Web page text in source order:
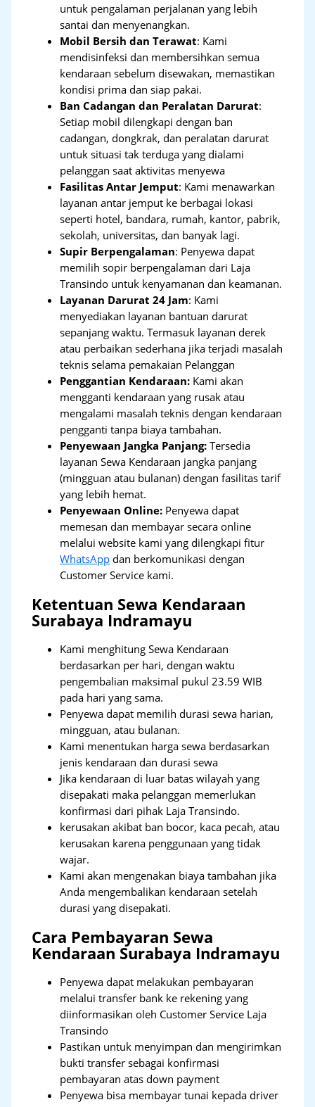
untuk pengalaman perjalanan yang lebih
santai dan menyenangkan.
Mobil Bersih dan Terawat: Kami
mendisinfeksi dan membersihkan semua
kendaraan sebelum disewakan, memastikan
kondisi prima dan siap pakai.
Ban Cadangan dan Peralatan Darurat:
Setiap mobil dilengkapi dengan ban
cadangan, dongkrak, dan peralatan darurat
untuk situasi tak terduga yang dialami
pelanggan saat aktivitas menyewa
Fasilitas Antar Jemput: Kami menawarkan
layanan antar jemput ke berbagai lokasi
seperti hotel, bandara, rumah, kantor, pabrik,
sekolah, universitas, dan banyak lagi.
Supir Berpengalaman: Penyewa dapat
memilih sopir berpengalaman dari Laja
Transindo untuk kenyamanan dan keamanan.
Layanan Darurat 24 Jam: Kami
menyediakan layanan bantuan darurat
sepanjang waktu. Termasuk layanan derek
atau perbaikan sederhana jika terjadi masalah
teknis selama pemakaian Pelanggan
Penggantian Kendaraan: Kami akan
mengganti kendaraan yang rusak atau
mengalami masalah teknis dengan kendaraan
pengganti tanpa biaya tambahan.
Penyewaan Jangka Panjang: Tersedia
layanan Sewa Kendaraan jangka panjang
(mingguan atau bulanan) dengan fasilitas tarif
yang lebih hemat.
Penyewaan Online: Penyewa dapat
memesan dan membayar secara online
melalui website kami yang dilengkapi fitur
WhatsApp dan berkomunikasi dengan
Customer Service kami.
Ketentuan Sewa Kendaraan
Surabaya Indramayu
Kami menghitung Sewa Kendaraan
berdasarkan per hari, dengan waktu
pengembalian maksimal pukul 23.59 WIB
pada hari yang sama.
Penyewa dapat memilih durasi sewa harian,
mingguan, atau bulanan.
Kami menentukan harga sewa berdasarkan
jenis kendaraan dan durasi sewa
Jika kendaraan di luar batas wilayah yang
disepakati maka pelanggan memerlukan
konfirmasi dari pihak Laja Transindo.
kerusakan akibat ban bocor, kaca pecah, atau
kerusakan karena penggunaan yang tidak
wajar.
Kami akan mengenakan biaya tambahan jika
Anda mengembalikan kendaraan setelah
durasi yang disepakati.
Cara Pembayaran Sewa
Kendaraan Surabaya Indramayu
Penyewa dapat melakukan pembayaran
melalui transfer bank ke rekening yang
diinformasikan oleh Customer Service Laja
Transindo
Pastikan untuk menyimpan dan mengirimkan
bukti transfer sebagai konfirmasi
pembayaran atas down payment
Penyewa bisa membayar tunai kepada driver